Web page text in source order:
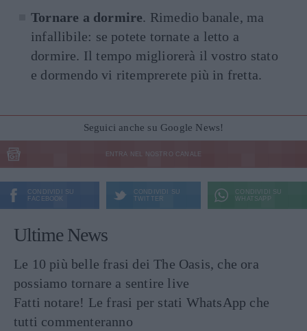
Tornare a dormire. Rimedio banale, ma
infallibile: se potete tornate a letto a
dormire. Il tempo migliorerà il vostro stato
e dormendo vi ritemprerete più in fretta.
Seguici anche su Google News!
ENTRA NEL NOSTRO CANALE
CONDIVIDI SU
FACEBOOK
CONDIVIDI SU
TWITTER
CONDIVIDI SU
WHATSAPP
Ultime News
Le 10 più belle frasi dei The Oasis, che ora
possiamo tornare a sentire live
Fatti notare! Le frasi per stati WhatsApp che
tutti commenteranno